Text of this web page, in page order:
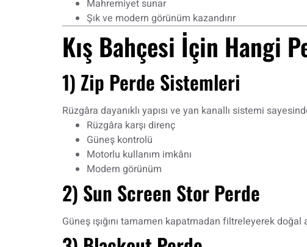
Mahremiyet sunar
Şık ve modern görünüm kazandırır
Kış Bahçesi İçin Hangi
1) Zip Perde Sistemleri
Rüzgâra dayanıklı yapısı ve yan kanallı sistemi
Rüzgâra karşı direnç
Güneş kontrolü
Motorlu kullanım imkânı
Modern görünüm
2) Sun Screen Stor Perde
Güneş ışığını tamamen kapatmadan filtreleyerek doğal